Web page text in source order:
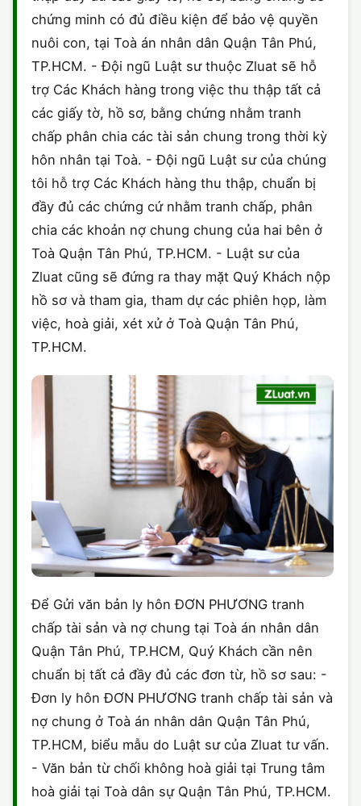
chứng minh có đủ điều kiện để bảo vệ quyền
nuôi con, tại Toà án nhân dân Quận Tân Phú,
TP.HCM. - Đội ngũ Luật sư thuộc Zluat sẽ hỗ
trợ Các Khách hàng trong việc thu thập tất cả
các giấy tờ, hồ sơ, bằng chứng nhằm tranh
chấp phân chia các tài sản chung trong thời kỳ
hôn nhân tại Toà. - Đội ngũ Luật sư của chúng
tôi hỗ trợ Các Khách hàng thu thập, chuẩn bị
đầy đủ các chứng cứ nhằm tranh chấp, phân
chia các khoản nợ chung chung của hai bên ở
Toà Quận Tân Phú, TP.HCM. - Luật sư của
Zluat cũng sẽ đứng ra thay mặt Quý Khách nộp
hồ sơ và tham gia, tham dự các phiên họp, làm
việc, hoà giải, xét xử ở Toà Quận Tân Phú,
TP.HCM.
Để Gửi văn bản ly hôn ĐƠN PHƯƠNG tranh
chấp tài sản và nợ chung tại Toà án nhân dân
Quận Tân Phú, TP.HCM, Quý Khách cần nên
chuẩn bị tất cả đầy đủ các đơn từ, hồ sơ sau: -
Đơn ly hôn ĐƠN PHƯƠNG tranh chấp tài sản và
nợ chung ở Toà án nhân dân Quận Tân Phú,
TP.HCM, biểu mẫu do Luật sư của Zluat tư vấn.
- Văn bản từ chối không hoà giải tại Trung tâm
hoà giải tại Toà dân sự Quận Tân Phú, TP.HCM.